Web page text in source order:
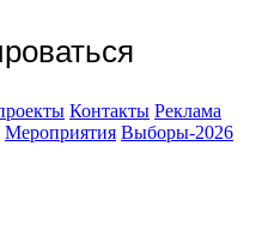
Контакты Реклама
Мероприятия Выборы-2026